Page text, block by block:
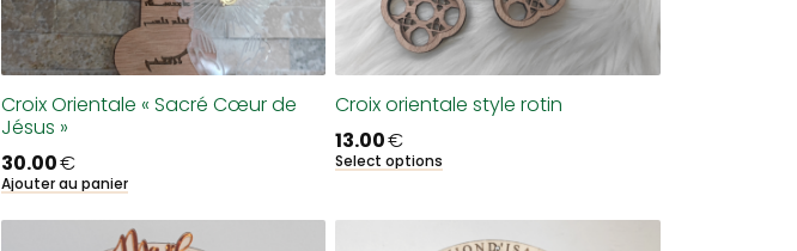
Croix Orientale « Sacré Cœur de
Jésus »
30.00€
Ajouter au panier
Croix orientale style rotin
13.00€
Select options